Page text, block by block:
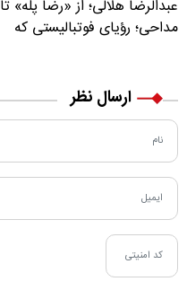
عبدالرضا هلالی؛ از «رضا پله» تا
مداحی؛ رؤیای فوتبالیستی که
ارسال نظر